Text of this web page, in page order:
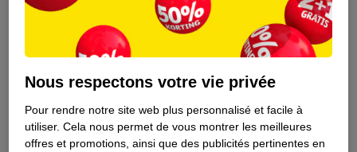
Nous respectons votre vie privée
Pour rendre notre site web plus personnalisé et facile à
utiliser. Cela nous permet de vous montrer les meilleures
offres et promotions, ainsi que des publicités pertinentes en